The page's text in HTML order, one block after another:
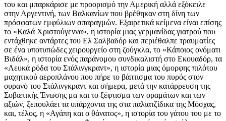
του και μπαρκάρισε με προορισμό την Αμερική αλλά εξόκειλε
στην Αργεντινή, των Βαλκανίων που βρέθηκαν στη δίνη των
πρόσφατων εμφύλιων σπαραγμών. Εξαιρετικά κείμενα είναι επίσης
το «Καλά Χριστούγεννα», η ιστορία μιας γερμανίδας γιατρού που
εντάχθηκε αντάρτες του Ελ Σαλβαδόρ και περιέθαλπε τραυματίες
σε ένα υποτυπώδες χειρουργείο στη ζούγκλα, το «Κάποιος ονόματι
Βιδάλ», η ιστορία ενός παράνομου συνδικαλιστή στο Εκουαδόρ, τα
«Λευκά ρόδα του Στάλινγκραντ», η ιστορία μιας όμορφης πιλότου
μαχητικού αεροπλάνου που πήρε το βάπτισμα του πυρός στον
ουρανό του Στάλινγκραντ και σήμερα, μετά την κατάρρευση της
Σοβιετικής Ένωσης μα και το ξέφτισμα των οραμάτων και των
αξιών, ξεπουλάει τα υπάρχοντα της στα παλιατζίδικα της Μόσχας,
και, τέλος, η «Αγάπη και ο θάνατος», η ιστορία του γάτου του με το